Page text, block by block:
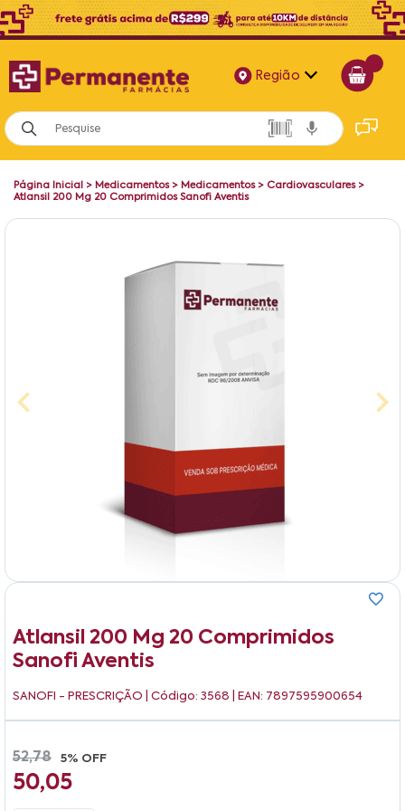
Região
Alagoas
Bahia
Página Inicial > Medicamentos> Medicamentos> Cardiovasculares>
Atlansil 200 Mg 20 Comprimidos Sanofi Aventis
Atlansil 200 Mg 20 Comprimidos
Sanofi Aventis
SANOFI - PRESCRIÇÃO | Código: 3568 | EAN: 7897595900654
52,78 5% OFF
50,05